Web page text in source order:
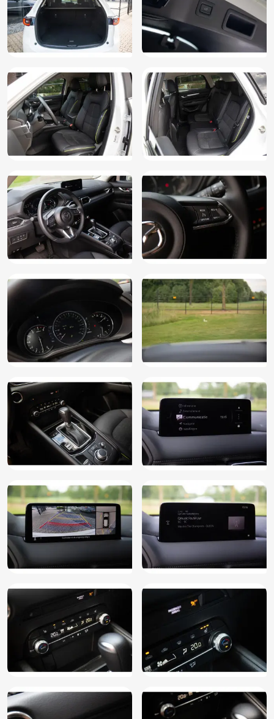
Multimedia scherm middel
Parkeersensor voor en achter
Passagiersstoel in hoogte verstelbaar
Regensensor
Rijstrooksensor met correctie
Rondomzicht camera
Ruitensproeiers/wisserbladen verwarmbaar
Spraakbediening
Stuur multifunctioneel
Stuur verstelbaar
Stuur verwarmd
Stuurwiel verwarmd
Uitparkeer waarschuwing
Vermoeidheids herkenning
Voorstoelen verwarmd
Centrale deurvergrendeling met afstandsbediening
Achteruitrijcamera
Sportstoelen